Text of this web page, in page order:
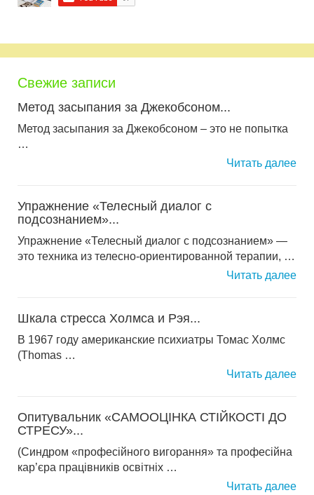
Свежие записи
Метод засыпания за Джекобсоном...
Метод засыпания за Джекобсоном – это не попытка
…
Читать далее
Упражнение «Телесный диалог с
подсознанием»...
Упражнение «Телесный диалог с подсознанием» —
это техника из телесно-ориентированной терапии, …
Читать далее
Шкала стресса Холмса и Рэя...
В 1967 году американские психиатры Томас Холмс
(Thomas …
Читать далее
Опитувальник «САМООЦІНКА СТІЙКОСТІ ДО
СТРЕСУ»...
(Синдром «професійного вигорання» та професійна
кар’єра працівників освітніх …
Читать далее